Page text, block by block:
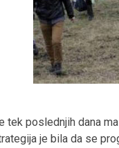
tek poslednjih dana
je bila da se